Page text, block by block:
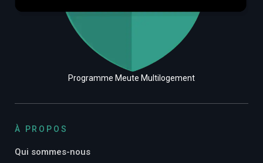
Programme Meute Multilogement
À PROPOS
Qui sommes-nous